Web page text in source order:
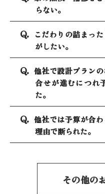
らない。
こだわりの詰まっ
がしたい。
他社で設計プラン
合せが進むにつれ
た。
他社では予算が合
理由で断られた。
その他の